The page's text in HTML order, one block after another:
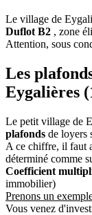
Le village de
Duflot B2 , zone
Attention, sous
Les
Eygalières
Le petit village de
plafonds de loyers
A ce chiffre, il faut
déterminé comme
Coefficient
immobilier)
Prenons un
Vous venez